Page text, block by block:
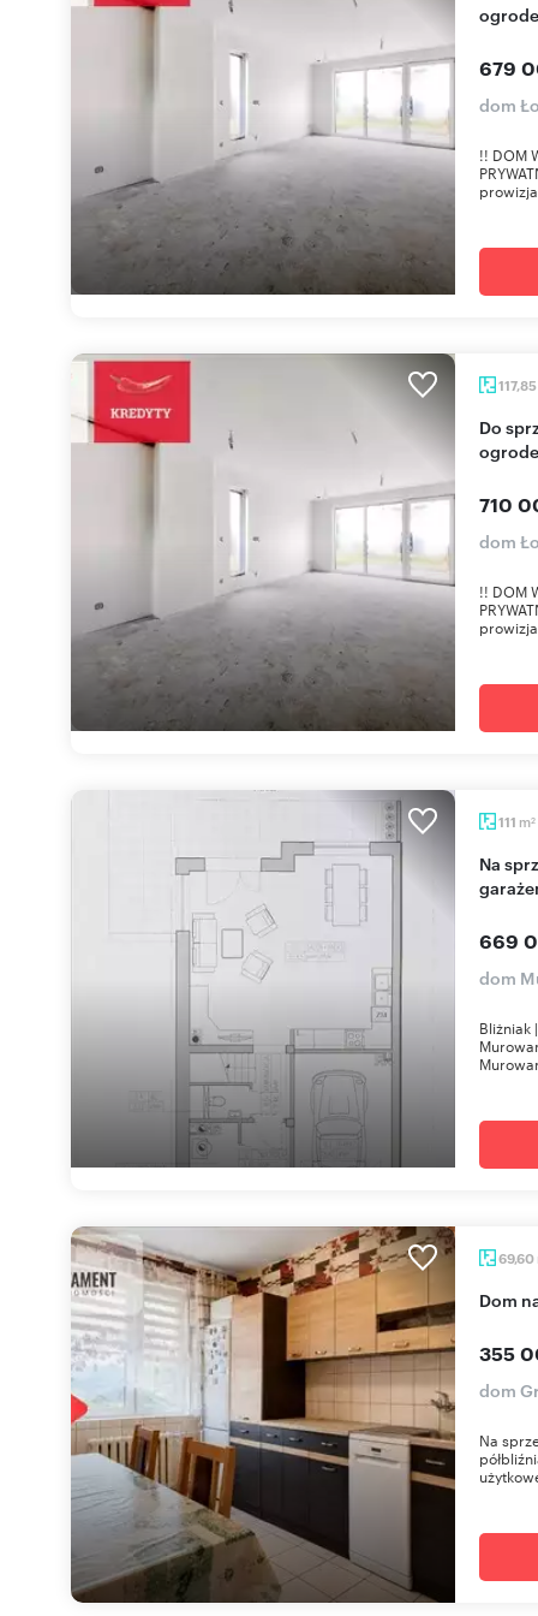
679
dom
!! DOM
117,85
Do sprzedania nowoczesny dom z własnym
710
dom
!! DOM
111 m2
Na sprzedaż nowoczesny bliźniak 111 m² z
669
dom
Bliżniak
69,60
dom
355
dom
Na